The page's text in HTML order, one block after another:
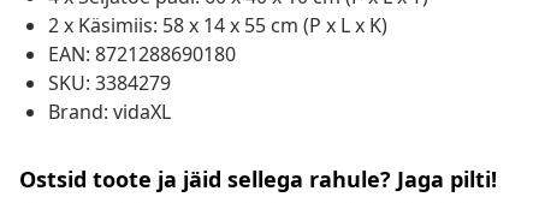
2 x Käsimiis: 58 x 14 x 55 cm (P x L x K)
EAN: 8721288690180
SKU: 3384279
Brand: vidaXL
Ostsid toote ja jäid sellega rahule? Jaga pilti!